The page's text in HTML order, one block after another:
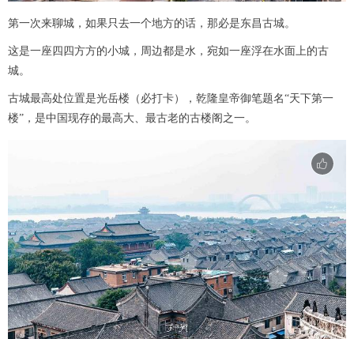
第一次来聊城，如果只去一个地方的话，那必是东昌古城。
这是一座四四方方的小城，周边都是水，宛如一座浮在水面上的古
城。
古城最高处位置是光岳楼（必打卡），乾隆皇帝御笔题名“天下第一
楼”，是中国现存的最高大、最古老的古楼阁之一。